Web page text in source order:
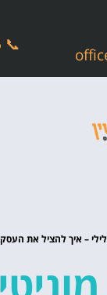
📞 073-7755336
שלילי – איך להציל את